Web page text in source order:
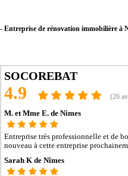
- Entreprise de rénovation immobilière à
- Entreprise de rénovation immobilière à
- Entreprise de rénovation immobilière à
- Entreprise de rénovation immobilière à
- Entreprise de rénovation immobilière à
- Entreprise de rénovation immobilière à
- Entreprise de rénovation immobilière à
- Entreprise de rénovation immobilière à
- Entreprise de rénovation immobilière à
- Entreprise de rénovation immobilière à
- Entreprise de rénovation immobilière à
SOCOREBAT
4.9
(26
M. et Mme E. de Nimes
Entreprise très professionnelle et de
nouveau à cette entreprise
Sarah K de Nîmes